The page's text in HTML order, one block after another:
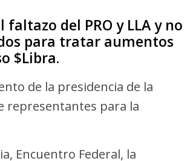
del PRO y LLA y no
para tratar aumentos
$Libra.
de la presidencia de la
representantes para la
Encuentro Federal, la